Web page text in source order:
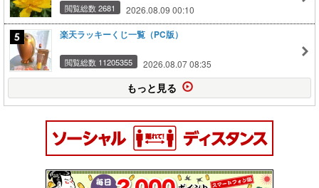
閲覧総数 2681 2026.08.09 00:10
楽天ラッキーくじ一覧（PC版）
閲覧総数 11205355 2026.08.07 08:35
もっと見る